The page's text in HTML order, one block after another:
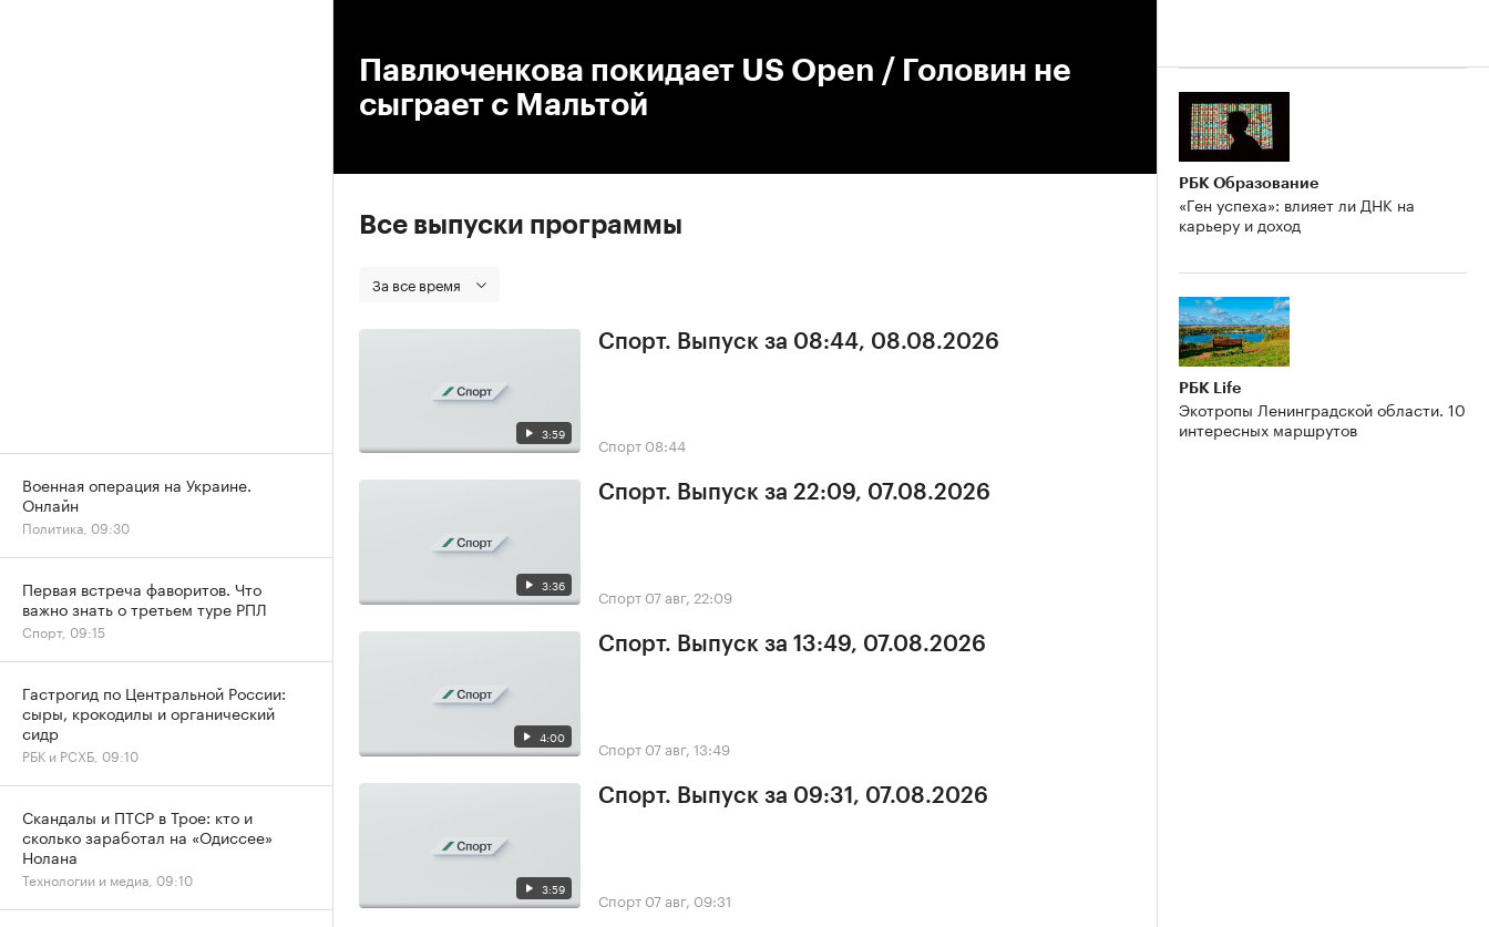
Павлюченкова покидает US Open / Головин не
сыграет с Мальтой
Все выпуски программы
За все время
3:59
Спорт. Выпуск за 08:44, 08.08.2026
Спорт 08:44
3:36
Спорт. Выпуск за 22:09, 07.08.2026
Спорт 07 авг, 22:09
4:00
Спорт. Выпуск за 13:49, 07.08.2026
Спорт 07 авг, 13:49
3:59
Спорт. Выпуск за 09:31, 07.08.2026
Спорт 07 авг, 09:31
РБК Образование
«Ген успеха»: влияет ли ДНК на
карьеру и доход
РБК Life
Экотропы Ленинградской области. 10
интересных маршрутов
Военная операция на Украине.
Онлайн
Политика, 09:30
Первая встреча фаворитов. Что
важно знать о третьем туре РПЛ
Спорт, 09:15
Гастрогид по Центральной России:
сыры, крокодилы и органический
сидр
РБК и РСХБ, 09:10
Скандалы и ПТСР в Трое: кто и
сколько заработал на «Одиссее»
Нолана
Технологии и медиа, 09:10